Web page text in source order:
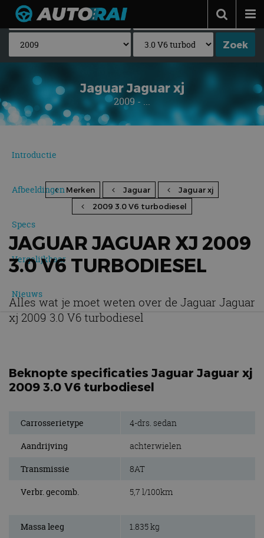
Autonieuws
Podcast
Autotests
Automerken
Adverteren
Contact
Jaguar Jaguar xj
2009 - ...
Introductie
Afbeeldingen
Specs
Vergelijkbaar
Nieuws
Merken Jaguar
Jaguar xj
2009 3.0 V6 turbodiesel
JAGUAR JAGUAR XJ 2009
3.0 V6 TURBODIESEL
Alles wat je moet weten over de Jaguar Jaguar
xj 2009 3.0 V6 turbodiesel
Beknopte specificaties Jaguar Jaguar xj
2009 3.0 V6 turbodiesel
Carrosserietype 4-drs. sedan
Aandrijving achterwielen
Transmissie 8AT
Verbr. gecomb. 5,7 l/100km
Massa leeg 1.835 kg